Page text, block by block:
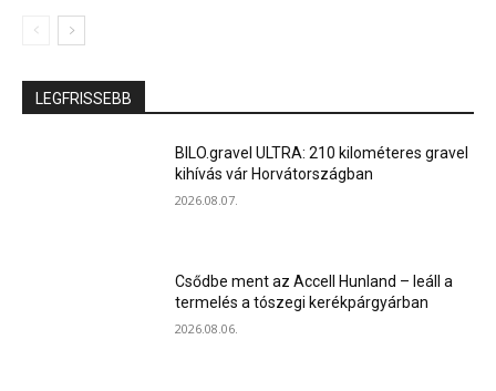
LEGFRISSEBB
BILO.gravel ULTRA: 210 kilométeres gravel
kihívás vár Horvátországban
2026.08.07.
Csődbe ment az Accell Hunland – leáll a
termelés a tószegi kerékpárgyárban
2026.08.06.